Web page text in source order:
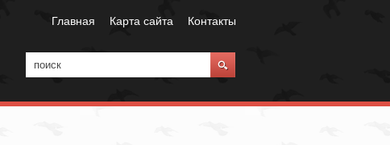
Главная Карта сайта Контакты